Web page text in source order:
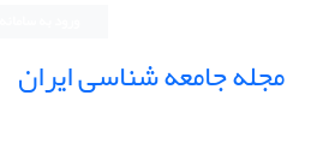
مجله جامعه شناسی ایران